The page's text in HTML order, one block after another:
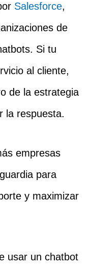
Salesforce,
de
Si tu
al cliente,
de la estrategia
la respuesta.
empresas
para
y maximizar
usar un chatbot